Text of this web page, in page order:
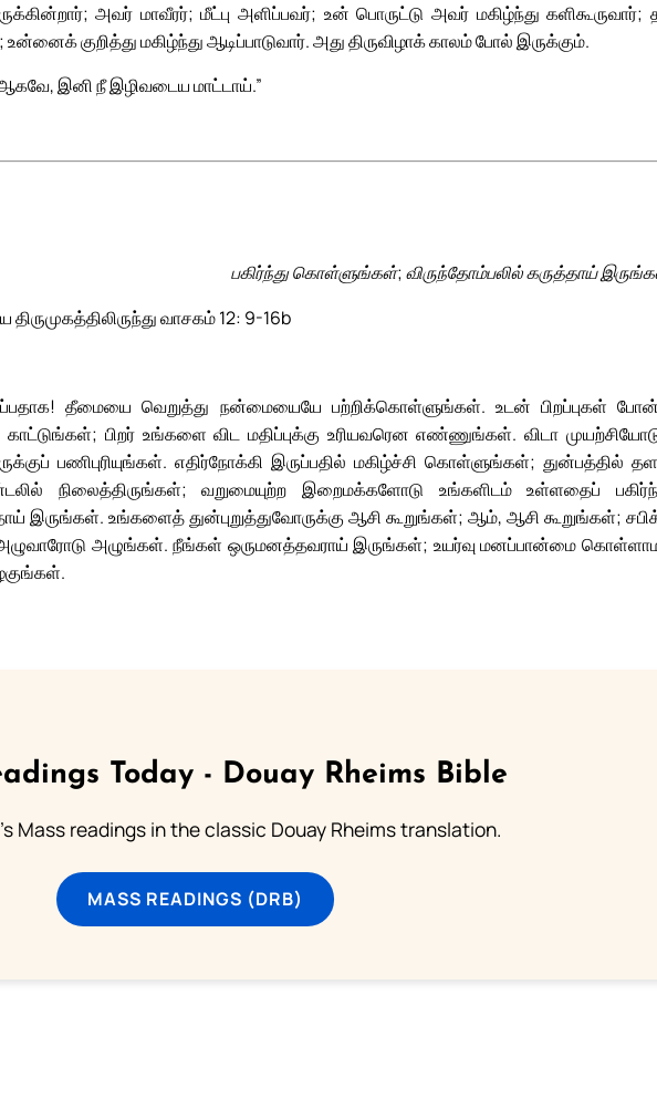
அவர் மாவீரர்; மீட்பு அளிப்பவர்; உன் பொருட்டு அவர் மகிழ்ந்து களிகூருவார்;
குறித்து மகிழ்ந்து ஆடிப்பாடுவார். அது திருவிழாக் காலம் போல் இருக்கும்.
இனி நீ இழிவடைய மாட்டாய்.”
பகிர்ந்து கொள்ளுங்கள்; விருந்தோம்பலில் கருத்தாய்
திருமுகத்திலிருந்து வாசகம் 12: 9-16b
தீமையை வெறுத்து நன்மையையே பற்றிக்கொள்ளுங்கள். உடன் பிறப்புகள்
பிறர் உங்களை விட மதிப்புக்கு உரியவரென எண்ணுங்கள். விடா
பணிபுரியுங்கள். எதிர்நோக்கி இருப்பதில் மகிழ்ச்சி கொள்ளுங்கள்; துன்பத்தில்
நிலைத்திருங்கள்; வறுமையுற்ற இறைமக்களோடு உங்களிடம் உள்ளதைப்
இருங்கள். உங்களைத் துன்புறுத்துவோருக்கு ஆசி கூறுங்கள்; ஆம், ஆசி கூறுங்கள்;
அழுங்கள். நீங்கள் ஒருமனத்தவராய் இருங்கள்; உயர்வு மனப்பான்மை
Today - Douay Rheims Bible
Mass readings in the classic Douay Rheims translation.
MASS READINGS (DRB)